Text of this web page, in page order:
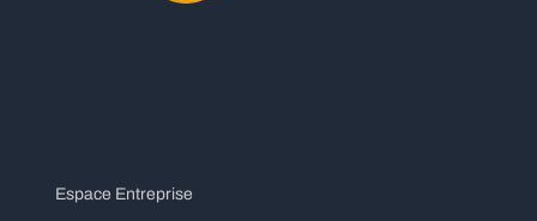
Espace Entreprise